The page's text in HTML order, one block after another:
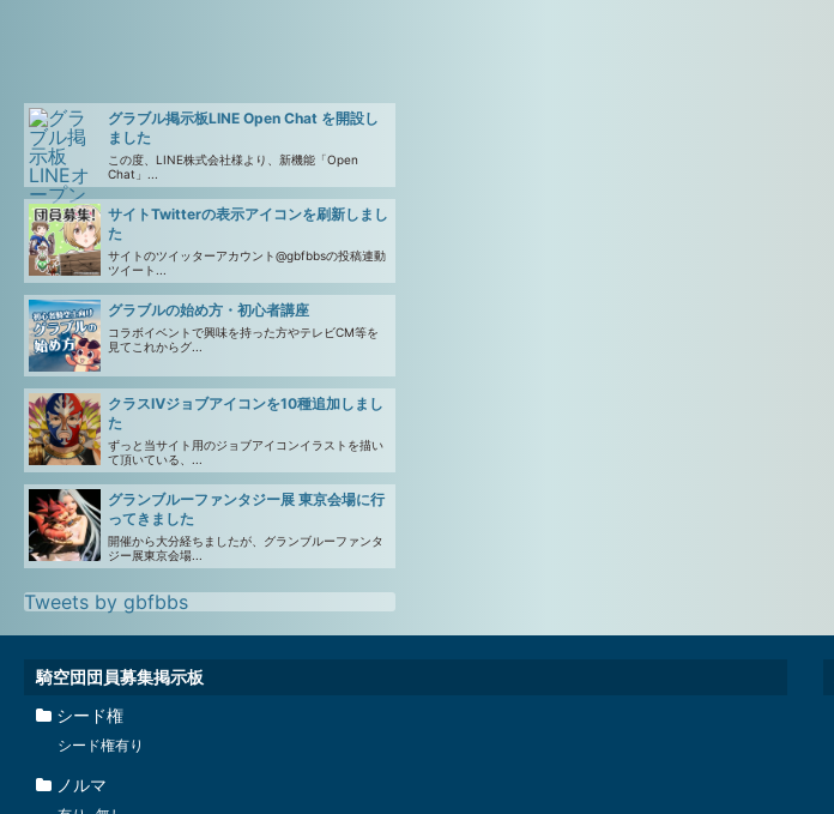
グラブル掲示板LINE Open Chat を開設し
ました
この度、LINE株式会社様より、新機能「Open
Chat」...
サイトTwitterの表示アイコンを刷新しまし
た
サイトのツイッターアカウント@gbfbbsの投稿連動
ツイート...
グラブルの始め方・初心者講座
コラボイベントで興味を持った方やテレビCM等を
見てこれからグ...
クラスⅣジョブアイコンを10種追加しまし
た
ずっと当サイト用のジョブアイコンイラストを描い
て頂いている、...
グランブルーファンタジー展 東京会場に行
ってきました
開催から大分経ちましたが、グランブルーファンタ
ジー展東京会場...
Tweets by gbfbbs
騎空団団員募集掲示板
シード権
シード権有り
ノルマ